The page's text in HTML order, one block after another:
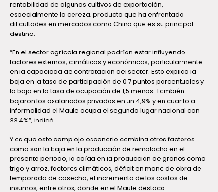
rentabilidad de algunos cultivos de exportación,
especialmente la cereza, producto que ha enfrentado
dificultades en mercados como China que es su principal
destino.
“En el sector agrícola regional podrían estar influyendo
factores externos, climáticos y económicos, particularmente
en la capacidad de contratación del sector. Esto explica la
baja en la tasa de participación de 0,7 puntos porcentuales y
la baja en la tasa de ocupación de 1,5 menos. También
bajaron los asalariados privados en un 4,9% y en cuanto a
informalidad el Maule ocupa el segundo lugar nacional con
33,4%”, indicó.
Y es que este complejo escenario combina otros factores
como son la baja en la producción de remolacha en el
presente periodo, la caída en la producción de granos como
trigo y arroz, factores climáticos, déficit en mano de obra de
temporada de cosecha, el incremento de los costos de
insumos, entre otros, donde en el Maule destaca